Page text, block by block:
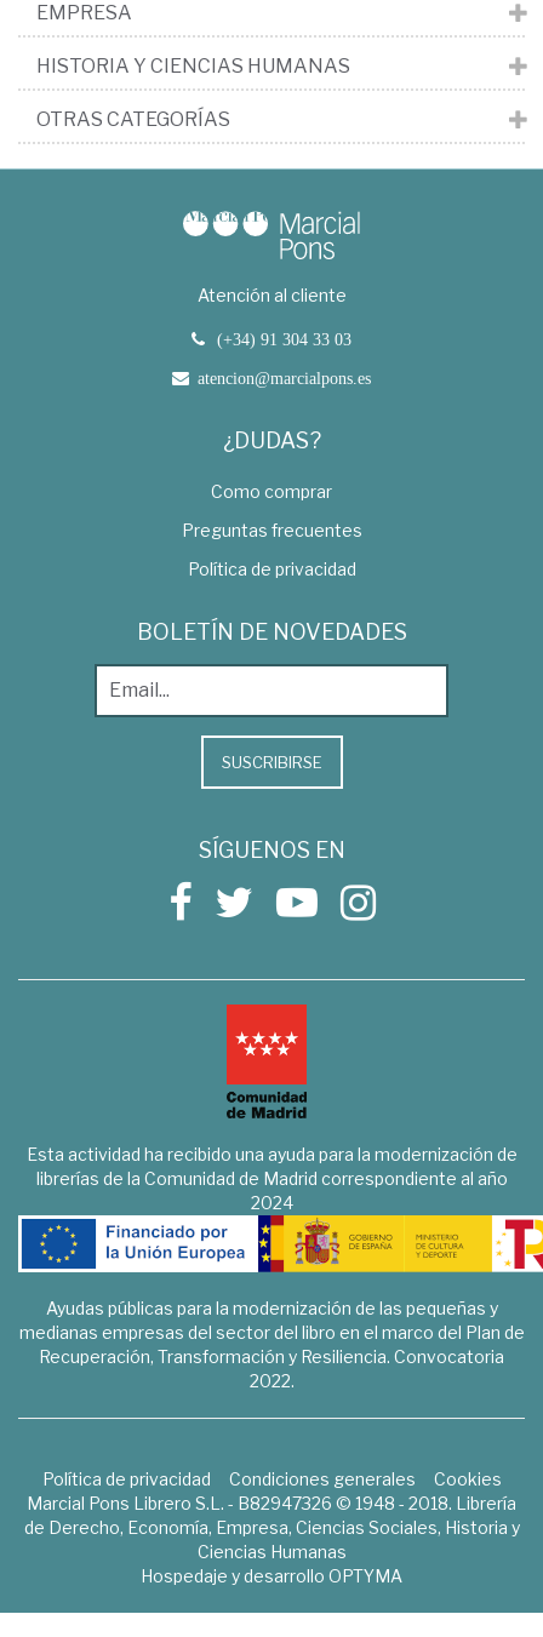
EMPRESA
HISTORIA Y CIENCIAS HUMANAS
OTRAS CATEGORÍAS
Atención al cliente
(+34) 91 304 33 03
atencion@marcialpons.es
¿DUDAS?
Como comprar
Preguntas frecuentes
Política de privacidad
BOLETÍN DE NOVEDADES
SUSCRIBIRSE
SÍGUENOS EN
Esta actividad ha recibido una ayuda para la modernización de
librerías de la Comunidad de Madrid correspondiente al año
2024
Ayudas públicas para la modernización de las pequeñas y
medianas empresas del sector del libro en el marco del Plan de
Recuperación, Transformación y Resiliencia. Convocatoria
2022.
Política de privacidad Condiciones generales
Cookies
Marcial Pons Librero S.L. - B82947326 © 1948 - 2018. Librería
de Derecho, Economía, Empresa, Ciencias Sociales, Historia y
Ciencias Humanas
Hospedaje y desarrollo OPTYMA